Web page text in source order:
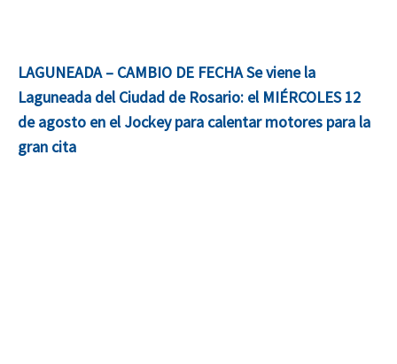
LAGUNEADA – CAMBIO DE FECHA Se viene la
Laguneada del Ciudad de Rosario: el MIÉRCOLES 12
de agosto en el Jockey para calentar motores para la
gran cita